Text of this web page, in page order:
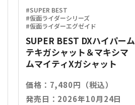
#SUPER BEST
#仮面ライダーシリーズ
#仮面ライダーエグゼイド
SUPER BEST DXハイパーム
テキガシャット＆マキシマ
ムマイティXガシャット
価格：7,480円（税込）
発売日：2026年10月24日